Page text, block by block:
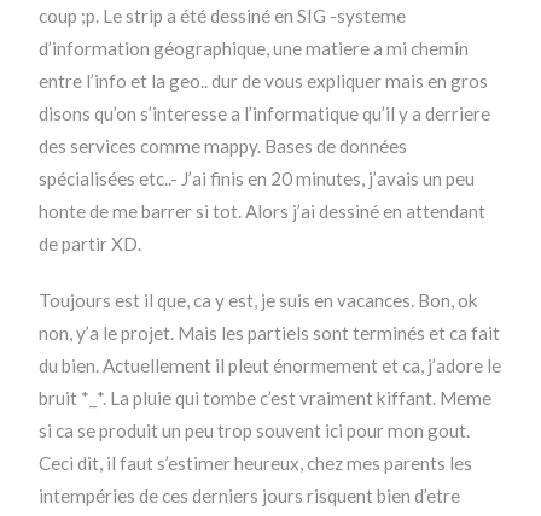
coup ;p. Le strip a été dessiné en SIG -systeme
d’information géographique, une matiere a mi chemin
entre l’info et la geo.. dur de vous expliquer mais en gros
disons qu’on s’interesse a l’informatique qu’il y a derriere
des services comme mappy. Bases de données
spécialisées etc..- J’ai finis en 20 minutes, j’avais un peu
honte de me barrer si tot. Alors j’ai dessiné en attendant
de partir XD.
Toujours est il que, ca y est, je suis en vacances. Bon, ok
non, y’a le projet. Mais les partiels sont terminés et ca fait
du bien. Actuellement il pleut énormement et ca, j’adore le
bruit *_*. La pluie qui tombe c’est vraiment kiffant. Meme
si ca se produit un peu trop souvent ici pour mon gout.
Ceci dit, il faut s’estimer heureux, chez mes parents les
intempéries de ces derniers jours risquent bien d’etre